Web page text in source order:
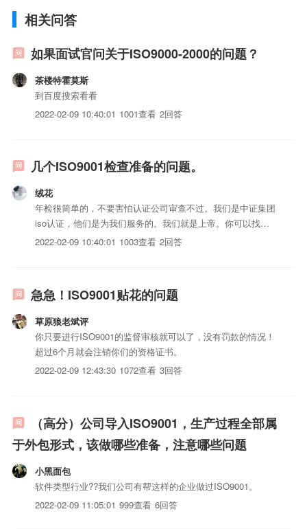
相关问答
如果面试官问关于ISO9000-2000的问题？
茶楼特霍莫斯
到百度搜索看看
2022-02-09 10:40:01 1001查看 2回答
几个ISO9001检查准备的问题。
绒花
年检很简单的，不要害怕认证公司审查不过。我们是中证集团
iso认证，他们是为我们服务的。我们就是上帝。你可以找你
以前给你们做咨询的公司给你们补充下资料（这个一般都是便
2022-02-09 10:40:01 1003查看 2回答
急急！ISO9001贴花的问题
草原狼老斌评
你只要进行ISO9001的监督审核就可以了，没有罚款的情况！
超过6个月就会注销你们的资格证书。
2022-02-09 12:43:30 1072查看 3回答
（高分）公司导入ISO9001，生产过程全部属
于外包形式，该做哪些准备，注意哪些问题
小黑面包
软件类型行业??我们公司有帮这样的企业做过ISO9001。
2022-02-09 11:05:01 999查看 6回答